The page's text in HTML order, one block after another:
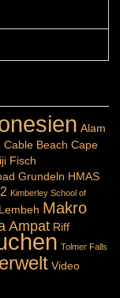
Alam
Cable Beach Cape
Fisch
Grundeln HMAS
Kimberley School of
Lembeh Makro
Ampat Riff
Tolmer Falls
Video